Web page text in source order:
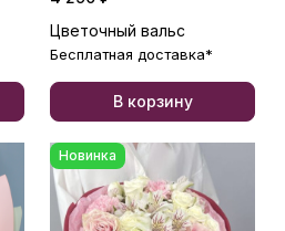
Цветочный вальс
Бесплатная доставка*
В корзину
Новинка